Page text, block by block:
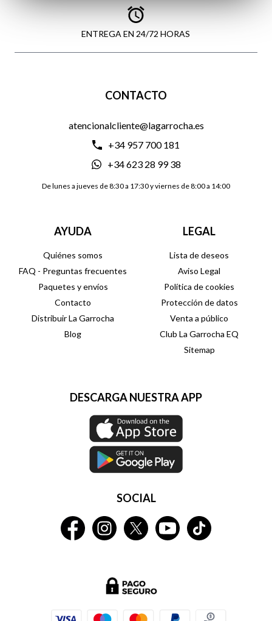
ENTREGA EN 24/72 HORAS
CONTACTO
atencionalcliente@lagarrocha.es
+34 957 700 181
+34 623 28 99 38
De lunes a jueves de 8:30 a 17:30 y viernes de 8:00 a 14:00
AYUDA
Quiénes somos
FAQ - Preguntas frecuentes
Paquetes y envíos
Contacto
Distribuir La Garrocha
Blog
LEGAL
Lista de deseos
Aviso Legal
Política de cookies
Protección de datos
Venta a público
Club La Garrocha EQ
Sitemap
DESCARGA NUESTRA APP
SOCIAL